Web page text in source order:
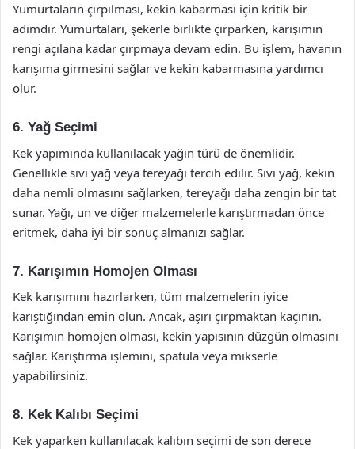
Yumurtaların çırpılması, kekin kabarması için kritik bir
adımdır. Yumurtaları, şekerle birlikte çırparken, karışımın
rengi açılana kadar çırpmaya devam edin. Bu işlem, havanın
karışıma girmesini sağlar ve kekin kabarmasına yardımcı
olur.
6. Yağ Seçimi
Kek yapımında kullanılacak yağın türü de önemlidir.
Genellikle sıvı yağ veya tereyağı tercih edilir. Sıvı yağ, kekin
daha nemli olmasını sağlarken, tereyağı daha zengin bir tat
sunar. Yağı, un ve diğer malzemelerle karıştırmadan önce
eritmek, daha iyi bir sonuç almanızı sağlar.
7. Karışımın Homojen Olması
Kek karışımını hazırlarken, tüm malzemelerin iyice
karıştığından emin olun. Ancak, aşırı çırpmaktan kaçının.
Karışımın homojen olması, kekin yapısının düzgün olmasını
sağlar. Karıştırma işlemini, spatula veya mikserle
yapabilirsiniz.
8. Kek Kalıbı Seçimi
Kek yaparken kullanılacak kalıbın seçimi de son derece